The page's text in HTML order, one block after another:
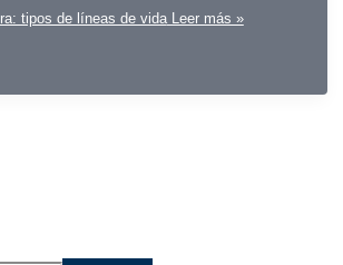
tipos de líneas de vidaLeer más »